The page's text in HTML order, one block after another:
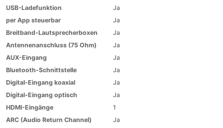
USB-Ladefunktion
Ja
per App steuerbar
Ja
Breitband-Lautsprecherboxen
Ja
Antennenanschluss (75 Ohm)
Ja
AUX-Eingang
Ja
Bluetooth-Schnittstelle
Ja
Digital-Eingang koaxial
Ja
Digital-Eingang optisch
Ja
HDMI-Eingänge
1
ARC (Audio Return Channel)
Ja